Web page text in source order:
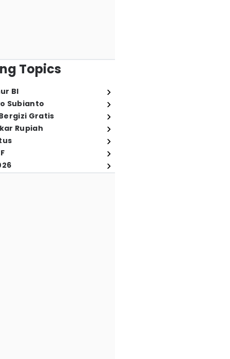
Topics
BI
Subianto
Gratis
Rupiah